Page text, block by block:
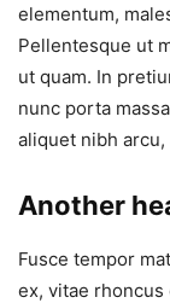
elementum,
Pellentesque ut
ut quam. In
nunc porta
aliquet nibh
Another
Fusce tempor
ex, vitae rhoncus